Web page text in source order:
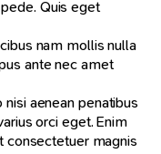
Quis eget
nam mollis nulla
ante nec amet
aenean penatibus
orci eget. Enim
consectetuer magnis